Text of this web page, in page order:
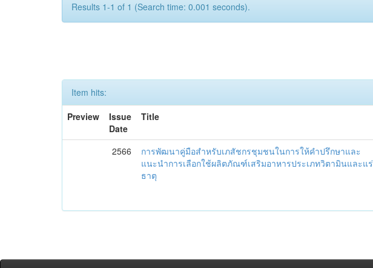
Results 1-1 of 1 (Search time: 0.001 seconds).
Item hits:
Preview
Issue
Date
Title
2566
การพัฒนาคู่มือสำหรับเภสัชกรชุมชนในการให้คำปรึกษาและ
แนะนำการเลือกใช้ผลิตภัณฑ์เสริมอาหารประเภทวิตามินและแร่
ธาตุ